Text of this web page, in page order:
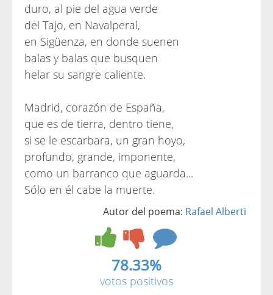
duro, al pie del agua verde
del Tajo, en Navalperal,
en Sigüenza, en donde suenen
balas y balas que busquen
helar su sangre caliente.
Madrid, corazón de España,
que es de tierra, dentro tiene,
si se le escarbara, un gran hoyo,
profundo, grande, imponente,
como un barranco que aguarda...
Sólo en él cabe la muerte.
Autor del poema: Rafael Alberti
78.33%
votos positivos